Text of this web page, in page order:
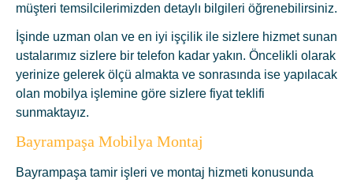
müşteri temsilcilerimizden detaylı bilgileri öğrenebilirsiniz.
İşinde uzman olan ve en iyi işçilik ile sizlere hizmet sunan
ustalarımız sizlere bir telefon kadar yakın. Öncelikli olarak
yerinize gelerek ölçü almakta ve sonrasında ise yapılacak
olan mobilya işlemine göre sizlere fiyat teklifi
sunmaktayız.
Bayrampaşa Mobilya Montaj
Bayrampaşa tamir işleri ve montaj hizmeti konusunda